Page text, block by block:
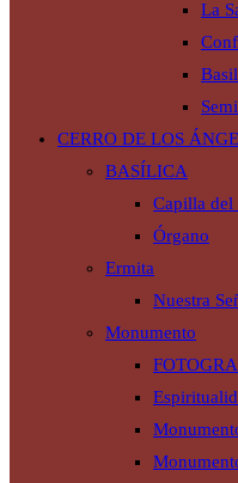
La
CERRO DE LOS
BASÍLICA
Capilla del
Órgano
Ermita
Nuestra
Monumento